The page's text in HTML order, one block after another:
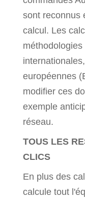
sont reconnus
calcul. Les
européennes
modifier ces
exemple
réseau.
TOUS LES
CLICS
En plus des
calcule tout